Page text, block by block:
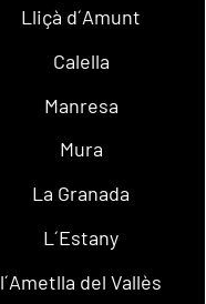
Lliçà d´Amunt
Calella
Manresa
Mura
La Granada
L´Estany
l´Ametlla del Vallès